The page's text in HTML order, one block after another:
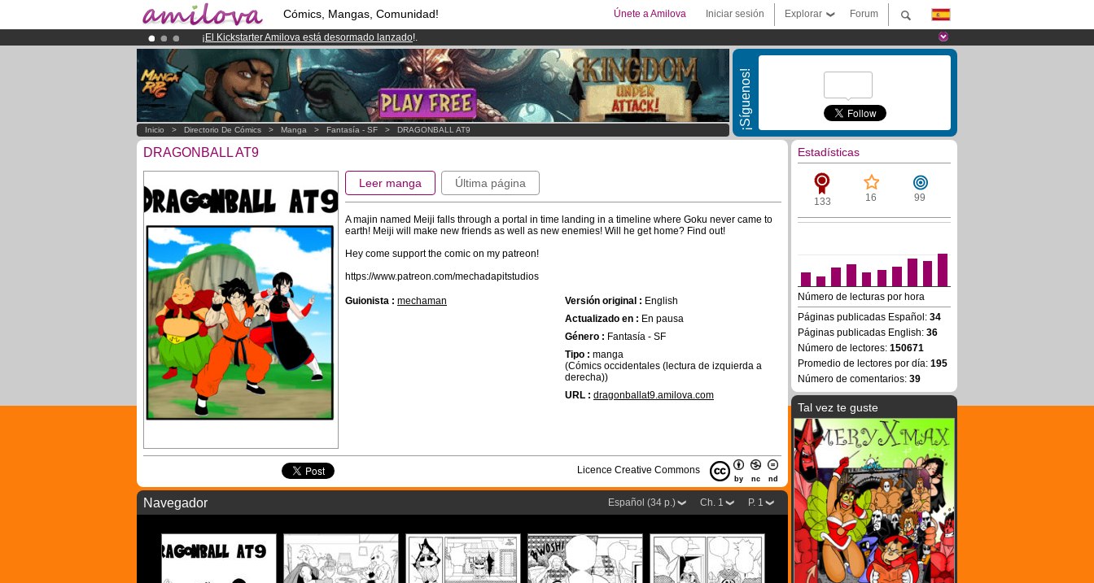
Cómics, Mangas, Comunidad! Forum
Explorar
Iniciar sesión
Únete a Amilova
¡ El Kickstarter Amilova está desormado lanzado!.
¡Ya tenemos 100000miembrosy 1000Cómics y Mangas!.
¡Conviertete en Premium por3.95 euros al mes!Hazte Premium ya
¡Síguenos!
Inicio > Directorio De Cómics > Manga > Fantasía - SF > DRAGONBALL AT9
DRAGONBALL AT9
Leer manga Última página
A majin named Meiji falls through a portal in time landing in a timeline where Goku never came to
earth! Meiji will make new friends as well as new enemies! Will he get home? Find out!
Hey come support the comic on my patreon!
https://www.patreon.com/mechadapitstudios
Guionista : mechaman Versión original : English
Actualizado en : En pausa
Género : Fantasía - SF
Tipo : manga
(Cómics occidentales (lectura de izquierda a
derecha))
URL : dragonballat9.amilova.com
Licence Creative Commons
by nc nd
P. 1
Ch. 1
Español (34 p.)
Navegador
Estadísticas
133 16 99
Número de lecturas por hora
Páginas publicadas Español: 34
Páginas publicadas English: 36
Número de lectores: 150671
Promedio de lectores por día: 195
Número de comentarios: 39
Tal vez te guste